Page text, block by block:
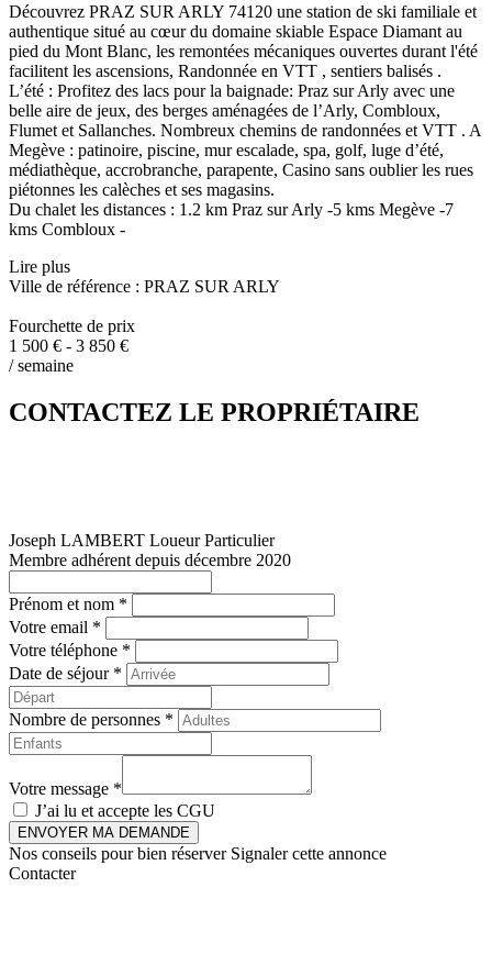
Découvrez PRAZ SUR ARLY 74120 une station de ski familiale et
authentique situé au cœur du domaine skiable Espace Diamant au
pied du Mont Blanc, les remontées mécaniques ouvertes durant l'été
facilitent les ascensions, Randonnée en VTT , sentiers balisés .
L’été : Profitez des lacs pour la baignade: Praz sur Arly avec une
belle aire de jeux, des berges aménagées de l’Arly, Combloux,
Flumet et Sallanches. Nombreux chemins de randonnées et VTT . A
Megève : patinoire, piscine, mur escalade, spa, golf, luge d’été,
médiathèque, accrobranche, parapente, Casino sans oublier les rues
piétonnes les calèches et ses magasins.
Du chalet les distances : 1.2 km Praz sur Arly -5 kms Megève -7
kms Combloux -
Lire plus
Ville de référence : PRAZ SUR ARLY
Fourchette de prix
1 500 € - 3 850 €
/ semaine
CONTACTEZ LE PROPRIÉTAIRE
Joseph LAMBERT Loueur Particulier
Membre adhérent depuis décembre 2020
Prénom et nom *
Votre email *
Votre téléphone *
Date de séjour *
Nombre de personnes *
Votre message *
J’ai lu et accepte les CGU
ENVOYER MA DEMANDE
Nos conseils pour bien réserver Signaler cette annonce
Contacter